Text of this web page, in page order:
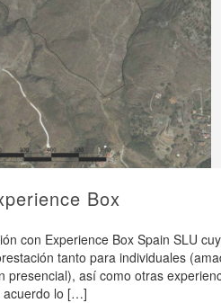
Box
con Experience Box Spain SLU
tanto para individuales
así como otras
acuerdo lo […]